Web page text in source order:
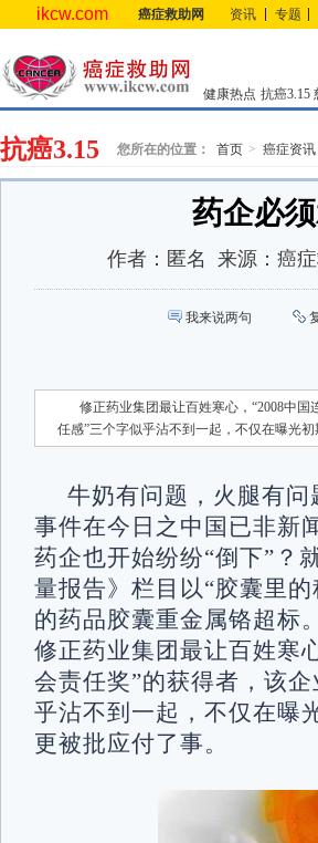
ikcw.com 癌症救助网 资讯 专题
健康热点 抗癌3.15
抗癌3.15 您所在的位置： 首页 癌症资讯
药企必
作者： 匿名 来源： 癌
我来说两句
修正药业集团最让百姓寒心，“2008中
任感”三个字似乎沾不到一起，不仅在曝光
牛奶有问题，火腿有
事件在今日之中国已非新
药企也开始纷纷“倒下”？
量报告》栏目以“胶囊里
的药品胶囊重金属铬超标
修正药业集团最让百姓寒
会责任奖”的获得者，该
乎沾不到一起，不仅在曝
更被批应付了事。